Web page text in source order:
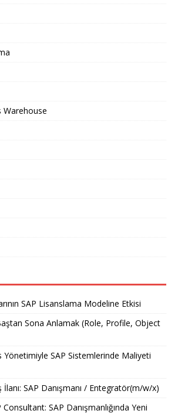
Warehouse
SAP Lisanslama Modeline Etkisi
Baştan Sona Anlamak (Role, Profile, Object
Yönetimiyle SAP Sistemlerinde Maliyeti
İlanı: SAP Danışmanı / Entegratör(m/w/x)
SAP Danışmanlığında Yeni